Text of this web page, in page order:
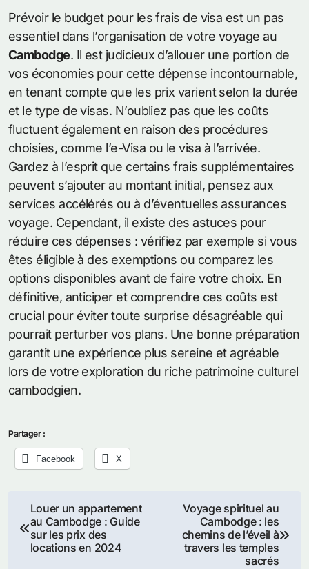
Prévoir le budget pour les frais de visa est un pas
essentiel dans l’organisation de votre voyage au
Cambodge. Il est judicieux d’allouer une portion de
vos économies pour cette dépense incontournable,
en tenant compte que les prix varient selon la durée
et le type de visas. N’oubliez pas que les coûts
fluctuent également en raison des procédures
choisies, comme l’e-Visa ou le visa à l’arrivée.
Gardez à l’esprit que certains frais supplémentaires
peuvent s’ajouter au montant initial, pensez aux
services accélérés ou à d’éventuelles assurances
voyage. Cependant, il existe des astuces pour
réduire ces dépenses : vérifiez par exemple si vous
êtes éligible à des exemptions ou comparez les
options disponibles avant de faire votre choix. En
définitive, anticiper et comprendre ces coûts est
crucial pour éviter toute surprise désagréable qui
pourrait perturber vos plans. Une bonne préparation
garantit une expérience plus sereine et agréable
lors de votre exploration du riche patrimoine culturel
cambodgien.
Partager :
Facebook X
Navigation
de
Louer un appartement
au Cambodge : Guide
sur les prix des
locations en 2024
Voyage spirituel au
Cambodge : les
chemins de l’éveil à
travers les temples
sacrés